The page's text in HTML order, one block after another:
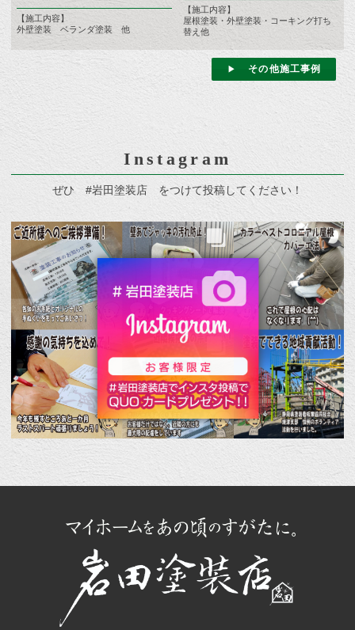
【施工内容】
外壁塗装 ベランダ塗装 他
【施工内容】
屋根塗装・外壁塗装・コーキング打ち
替え他
その他施工事例
Instagram
ぜひ #岩田塗装店 をつけて投稿してください！